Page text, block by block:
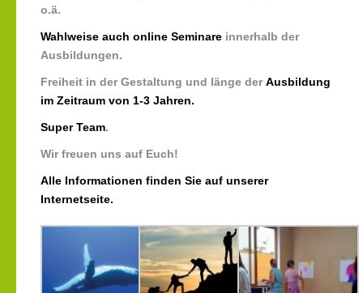
o.ä.
Wahlweise auch online Seminare innerhalb der
Ausbildungen.
Freiheit in der Gestaltung und länge derAusbildung
im Zeitraum von 1-3 Jahren.
Super Team.
Wir freuen uns auf Euch!
Alle Informationen finden Sie auf unserer
Internetseite.